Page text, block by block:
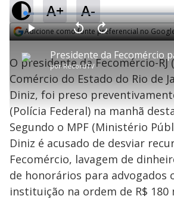
A+ A-
Adicione como fonte preferencial no
P
l
a
y
por RecordTV
P V
t
a
r
1
0
e
g
n
d
o
s
A
n
ç
a
1
s
e
u
n
o
s
M
u
d
o
L
o
a
d
e
4
.
8
0
%
O presidente da Fecomércio-RJ
Comércio do Estado do Rio de
Diniz, foi preso
(Polícia Federal) na manhã
Segundo o MPF (Ministério
Diniz é acusado de desviar
Fecomércio, lavagem de
de honorários para advogados
instituição na ordem de R$ 180